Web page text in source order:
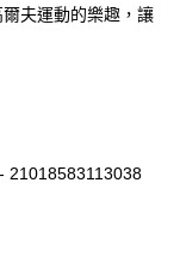
夫運動的樂趣，讓
21018583113038